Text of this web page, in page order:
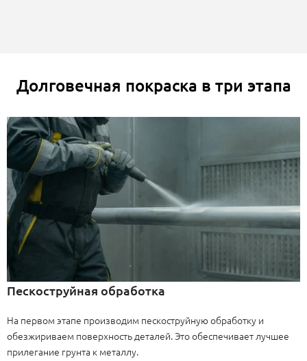
Долговечная покраска в три этапа
Пескоструйная обработка
На первом этапе производим пескоструйную обработку и
обезжириваем поверхность деталей. Это обеспечивает лучшее
прилегание грунта к металлу.